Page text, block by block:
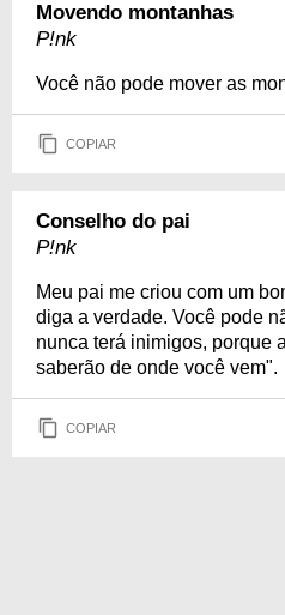
Movendo montanhas
P!nk
Você não pode mover as
COPIAR
Conselho do pai
P!nk
Meu pai me criou com um
diga a verdade. Você pode
nunca terá inimigos, porque
saberão de onde você vem".
COPIAR